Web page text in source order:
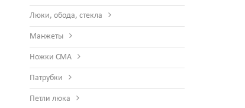
Люки, обода, стекла
Манжеты
Ножки СМА
Патрубки
Петли люка